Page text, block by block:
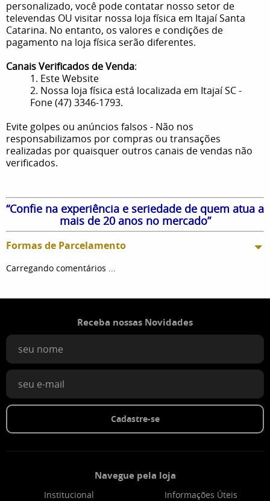
personalizado, você pode contatar nosso setor de
televendas OU visitar nossa loja física em Itajaí Santa
Catarina. No entanto, os valores e condições de
pagamento na loja física serão diferentes.
Canais Verificados de Venda:
1. Este Website
2. Nossa loja física está localizada em Itajaí SC -
Fone (47) 3346-1793.
Evite golpes ou anúncios falsos - Não nos
responsabilizamos por compras ou transações
realizadas por quaisquer outros canais de vendas não
verificados.
“Confie na experiência e seriedade de quem atua a
mais de 20 anos no mercado”
Formas de Parcelamento
Carregando comentários ...
Receba nossas Novidades
Cadastre-se
Navegue pela loja
Institucional
Informações Úteis